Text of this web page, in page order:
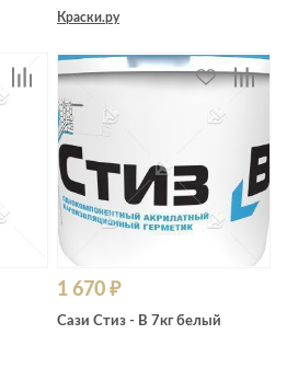
Краски.ру
1 670 ₽
Сази Стиз - В 7кг белый